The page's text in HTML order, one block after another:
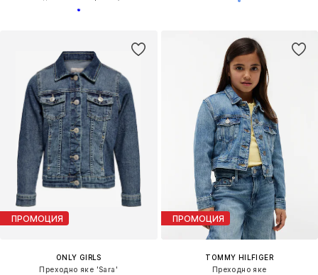
ПРОМОЦИЯ
ONLY GIRLS
Преходно яке 'Sara'
ПРОМОЦИЯ
TOMMY HILFIGER
Преходно яке